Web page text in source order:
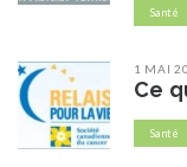
Santé
1 MAI
Ce
Santé